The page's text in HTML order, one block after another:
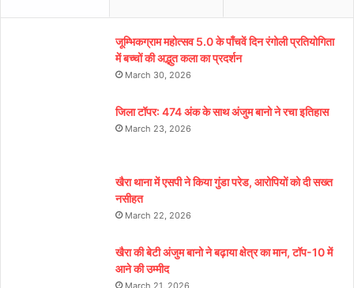
जूम्भिकग्राम महोत्सव 5.0 के पाँचवें दिन रंगोली प्रतियोगिता
में बच्चों की अद्भुत कला का प्रदर्शन
March 30, 2026
जिला टॉपर: 474 अंक के साथ अंजुम बानो ने रचा इतिहास
March 23, 2026
खैरा थाना में एसपी ने किया गुंडा परेड, आरोपियों को दी सख्त
नसीहत
March 22, 2026
खैरा की बेटी अंजुम बानो ने बढ़ाया क्षेत्र का मान, टॉप-10 में
आने की उम्मीद
March 21, 2026